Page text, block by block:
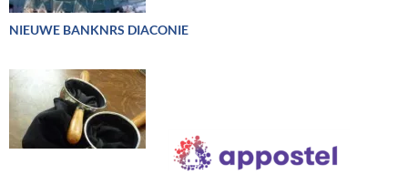
NIEUWE BANKNRS DIACONIE